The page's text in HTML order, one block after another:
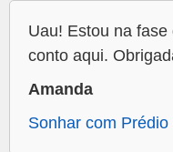
Uau! Estou na
conto aqui.
Amanda
Sonhar com Prédio